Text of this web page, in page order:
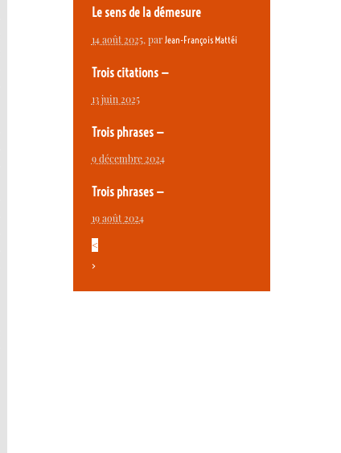
Le sens de la démesure
14 août 2025, par Jean-François Mattéi
Trois citations —
13 juin 2025
Trois phrases —
9 décembre 2024
Trois phrases —
19 août 2024
<
>